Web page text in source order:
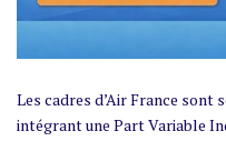
Les cadres d’Air France sont
intégrant une Part Variable